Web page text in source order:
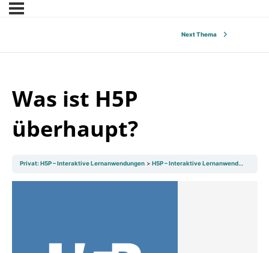
Next Thema
Was ist H5P
überhaupt?
Privat: H5P – Interaktive Lernanwendungen H5P – Interaktive Lernanwendungen